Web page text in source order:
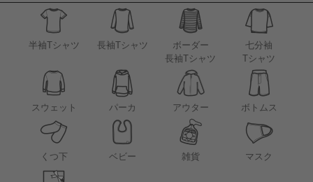
半袖Tシャツ 長袖Tシャツ
ボーダー
長袖Tシャツ
七分袖
Tシャツ
スウェット パーカ アウター ボトムス
くつ下 ベビー 雑貨 マスク